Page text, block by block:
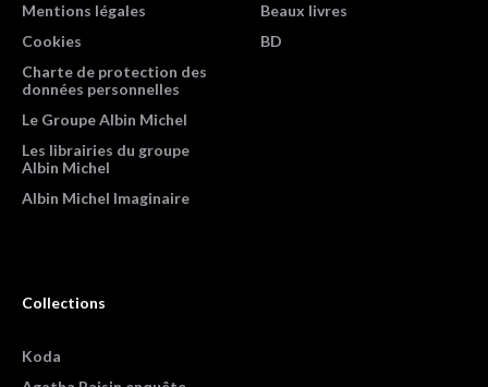
Mentions légales
Cookies
Charte de protection des
données personnelles
Le Groupe Albin Michel
Les librairies du groupe
Albin Michel
Albin Michel Imaginaire
Beaux livres
BD
Collections
Koda